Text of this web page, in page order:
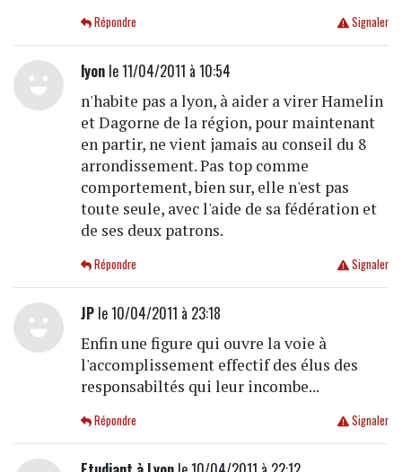
Signaler
Répondre
lyonle 11/04/2011 à 10:54
n'habite pas a lyon, à aider a virer Hamelin
et Dagorne de la région, pour maintenant
en partir, ne vient jamais au conseil du 8
arrondissement. Pas top comme
comportement, bien sur, elle n'est pas
toute seule, avec l'aide de sa fédération et
de ses deux patrons.
Signaler
Répondre
JPle 10/04/2011 à 23:18
Enfin une figure qui ouvre la voie à
l'accomplissement effectif des élus des
responsabiltés qui leur incombe...
Signaler
Répondre